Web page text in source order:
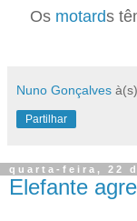
Os motards
Nuno Gonçalves à(s)
Partilhar
quarta-feira, 22
Elefante